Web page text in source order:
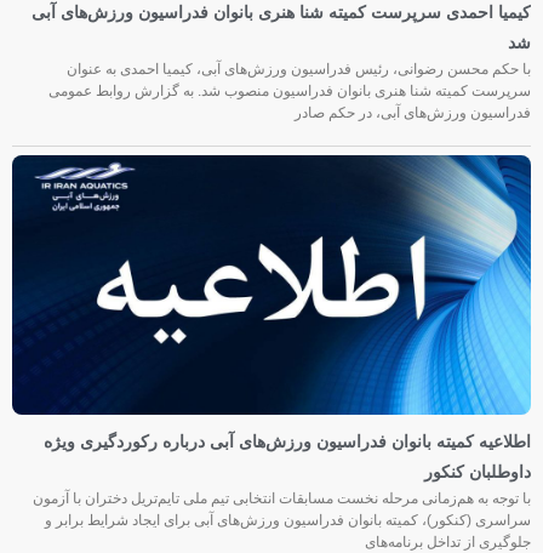
کیمیا احمدی سرپرست کمیته شنا هنری بانوان فدراسیون ورزش‌های آبی
شد
با حکم محسن رضوانی، رئیس فدراسیون ورزش‌های آبی، کیمیا احمدی به عنوان
سرپرست کمیته شنا هنری بانوان فدراسیون منصوب شد. به گزارش روابط عمومی
فدراسیون ورزش‌های آبی، در حکم صادر
اطلاعیه کمیته بانوان فدراسیون ورزش‌های آبی درباره رکوردگیری ویژه
داوطلبان کنکور
با توجه به هم‌زمانی مرحله نخست مسابقات انتخابی تیم ملی تایم‌تریل دختران با آزمون
سراسری (کنکور)، کمیته بانوان فدراسیون ورزش‌های آبی برای ایجاد شرایط برابر و
جلوگیری از تداخل برنامه‌های